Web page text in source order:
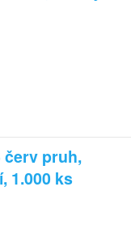
červ pruh,
1.000 ks